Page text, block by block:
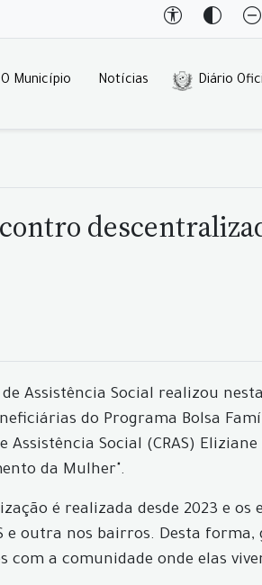
O Município Notícias Diário
Assistência Social realizou
do Programa Bolsa
Assistência Social (CRAS)
da Mulher".
é realizada desde 2023 e
e outra nos bairros. Desta
com a comunidade onde elas